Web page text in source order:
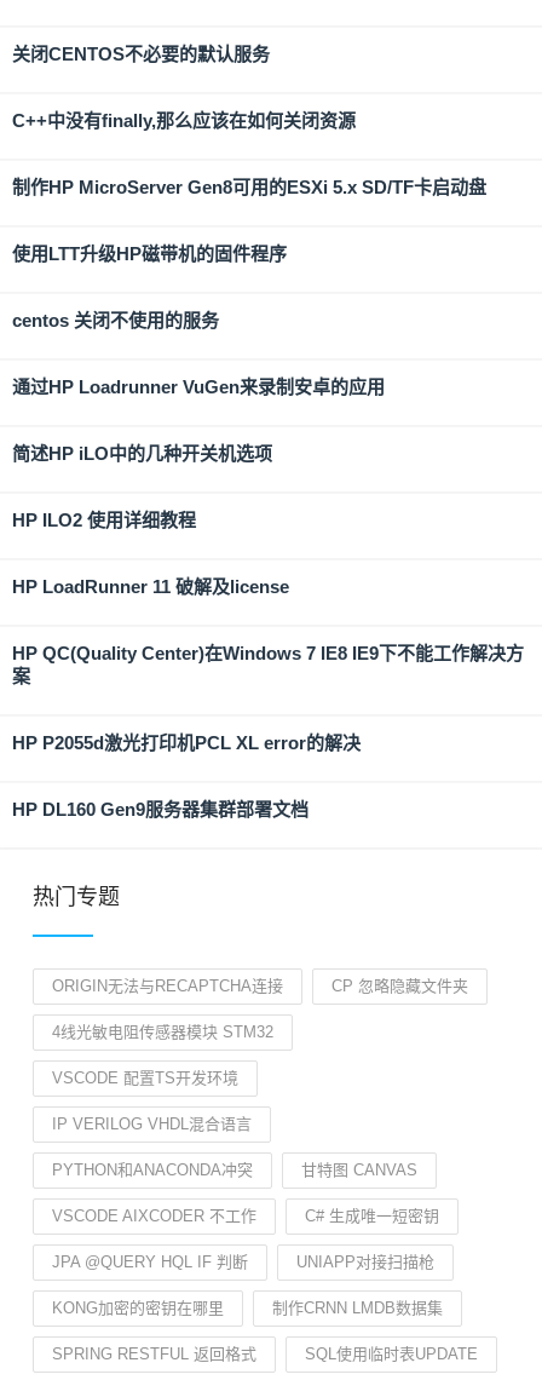
关闭CENTOS不必要的默认服务
C++中没有finally,那么应该在如何关闭资源
制作HP MicroServer Gen8可用的ESXi 5.x SD/TF卡启动盘
使用LTT升级HP磁带机的固件程序
centos 关闭不使用的服务
通过HP Loadrunner VuGen来录制安卓的应用
简述HP iLO中的几种开关机选项
HP ILO2 使用详细教程
HP LoadRunner 11 破解及license
HP QC(Quality Center)在Windows 7 IE8 IE9下不能工作解决方
案
HP P2055d激光打印机PCL XL error的解决
HP DL160 Gen9服务器集群部署文档
热门专题
ORIGIN无法与RECAPTCHA连接 CP 忽略隐藏文件夹
4线光敏电阻传感器模块 STM32
VSCODE 配置TS开发环境
IP VERILOG VHDL混合语言
PYTHON和ANACONDA冲突 甘特图 CANVAS
VSCODE AIXCODER 不工作 C# 生成唯一短密钥
JPA @QUERY HQL IF 判断 UNIAPP对接扫描枪
KONG加密的密钥在哪里 制作CRNN LMDB数据集
SPRING RESTFUL 返回格式 SQL使用临时表UPDATE